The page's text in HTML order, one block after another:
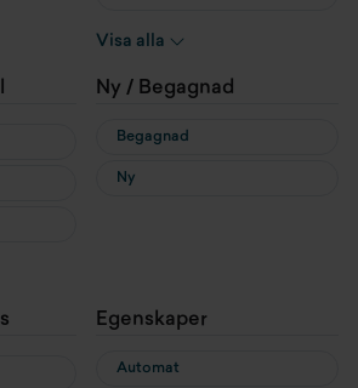
Hybrid
Visa alla
Ny / Begagnad
Begagnad
Ny
Egenskaper
Automat